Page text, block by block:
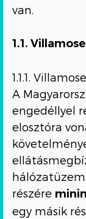
van.
1.1.
1.1.1.
A
engedéllyel
elosztóra
részére
egy másik